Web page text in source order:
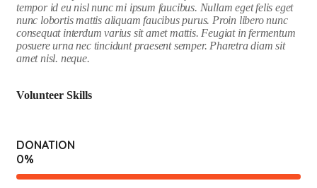
tempor id eu nisl nunc mi ipsum faucibus. Nullam eget felis eget
nunc lobortis mattis aliquam faucibus purus. Proin libero nunc
consequat interdum varius sit amet mattis. Feugiat in fermentum
posuere urna nec tincidunt praesent semper. Pharetra diam sit
amet nisl. neque.
Volunteer Skills
DONATION
0%